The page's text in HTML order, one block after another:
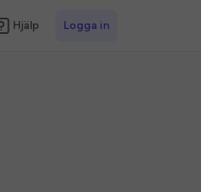
Hjälp Logga in